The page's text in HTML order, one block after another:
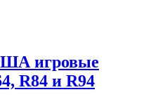
игровые
R84 и R94